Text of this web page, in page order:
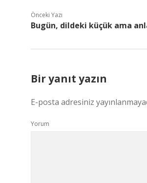
Önceki Yazı
Bugün, dildeki küçük ama
Bir yanıt yazın
E-posta adresiniz
Yorum